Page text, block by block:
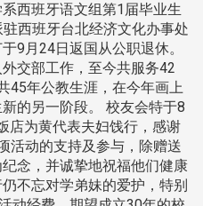
西班牙语文组第1届毕业生
西班牙台北经济文化办事处
9月24日返国从公职退休。
交部工作，至今共服务42
45年公教生涯，在今年画上
的另一阶段。 校友会特于8
店为黄代表夫妇饯行，感谢
活动的支持及参与，除赠送
念，并诚挚地祝福他们健康
不忘对学弟妹的爱护，特别